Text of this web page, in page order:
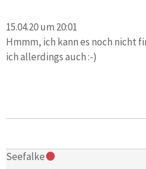
15.04.20 um 20:01
Hmmm, ich kann es noch nicht
ich allerdings auch :-)
Seefalke